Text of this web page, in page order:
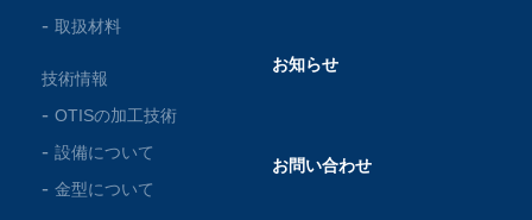
取扱材料
技術情報
OTISの加工技術
設備について
金型について
お知らせ
お問い合わせ